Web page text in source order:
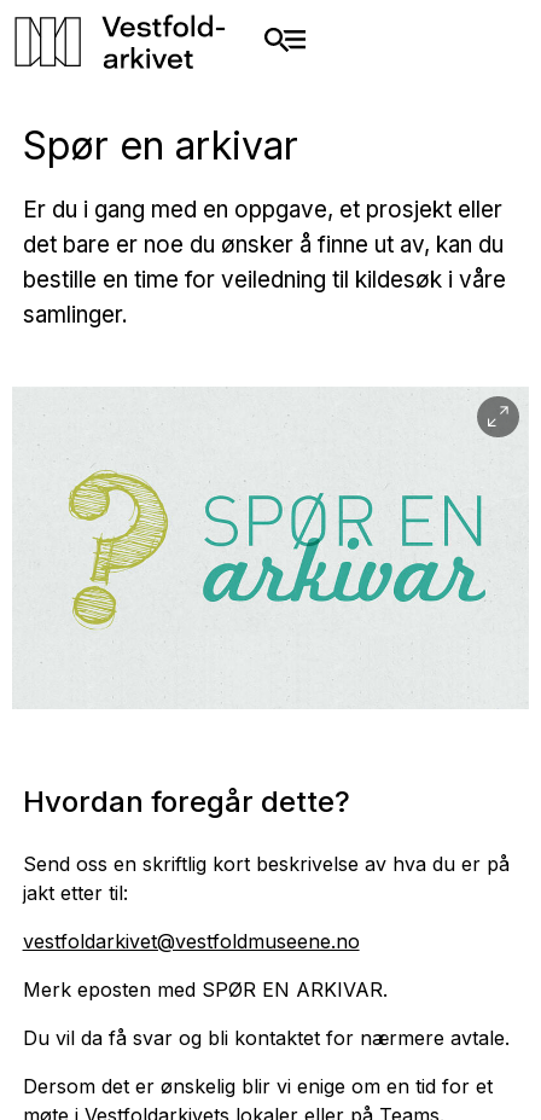
Spør en arkivar
Er du i gang med en oppgave, et prosjekt eller
det bare er noe du ønsker å finne ut av, kan du
bestille en time for veiledning til kildesøk i våre
samlinger.
Hvordan foregår dette?
Send oss en skriftlig kort beskrivelse av hva du er på
jakt etter til:
vestfoldarkivet@vestfoldmuseene.no
Merk eposten med SPØR EN ARKIVAR.
Du vil da få svar og bli kontaktet for nærmere avtale.
Dersom det er ønskelig blir vi enige om en tid for et